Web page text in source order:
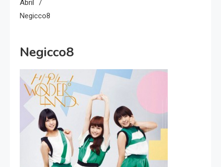
Abril
Negicco8
Negicco8